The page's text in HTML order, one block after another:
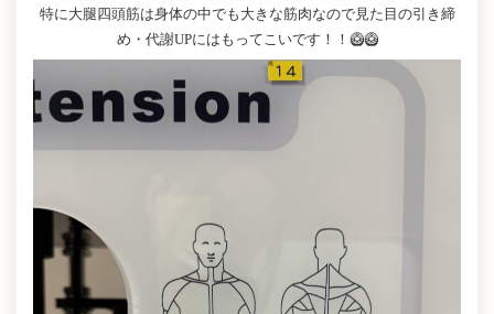
特に大腿四頭筋は身体の中でも大きな筋肉なので見た目の引き締
め・代謝UPにはもってこいです！！🥝🥝